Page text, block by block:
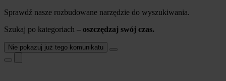
Sprawdź nasze rozbudowane narzędzie do wyszukiwania.
Szukaj po kategoriach – oszczędzaj swój czas.
Nie pokazuj już tego komunikatu